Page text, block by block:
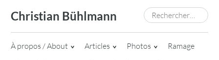
content
Christian Bühlmann Rechercher :
À propos / About Articles Photos
Ramage